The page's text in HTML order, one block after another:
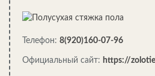
герметизируем глиной, после
переливную трубу,
фильтрационным колодцем.
Телефон: 8(920)160-07-96
Официальный сайт: https://